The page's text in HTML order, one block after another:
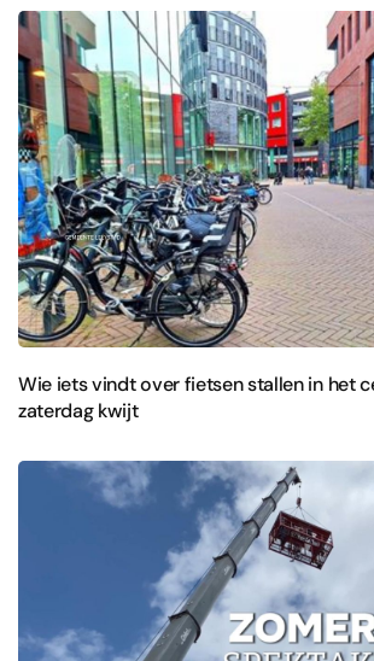
Wie iets vindt over fietsen stallen in het
zaterdag kwijt